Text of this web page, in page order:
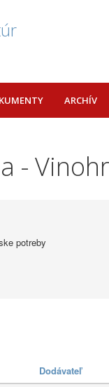
ARCHÍV
-
potreby
Dodávateľ